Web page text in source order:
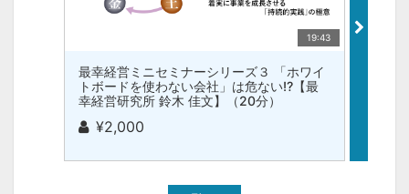
19:43
最幸経営ミニセミナーシリーズ３ 「ホワイ
トボードを使わない会社」は危ない!?【最
幸経営研究所 鈴木 佳文】（20分）
¥2,000